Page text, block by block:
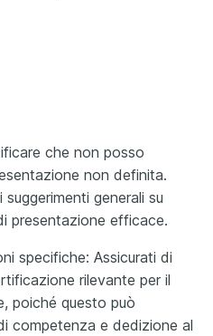
che non posso
non definita.
generali su
presentazione efficace.
specifiche: Assicurati di
rilevante per il
poiché questo può
competenza e dedizione al